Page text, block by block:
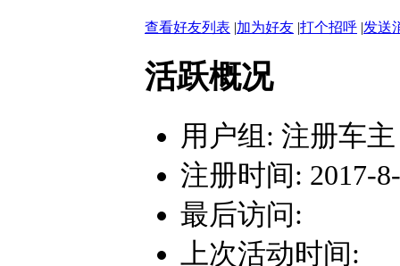
最新
查看好友列表 |加为好友 |打个招呼 |发送
活跃概况
用户组: 注册车主
注册时间: 2017-
最后访问:
上次活动时间: